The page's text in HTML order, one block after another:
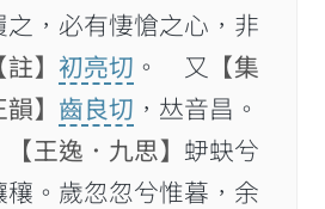
，必有悽愴之心，非
註】 初亮切 。 又
【集
韻】 齒良切 ，𠀤音昌。
【王逸．九思】 𧉅蚗兮
。歲忽忽兮惟暮，余